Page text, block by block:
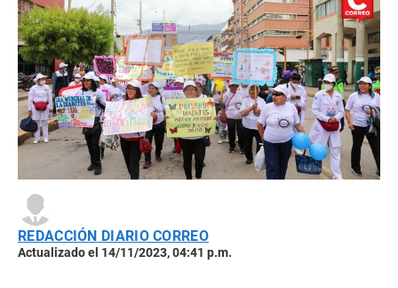
REDACCIÓN DIARIO CORREO
Actualizado el 14/11/2023, 04:41 p.m.